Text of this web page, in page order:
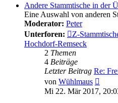
Andere Stammtische in der
Eine Auswahl von anderen
Moderator: Peter
Unterforen:
Z-
Hochdorf-Remseck
2 Themen
4 Beiträge
Letzter Beitrag Re:
von Wühlmaus
Mi 22. Mär 2017,